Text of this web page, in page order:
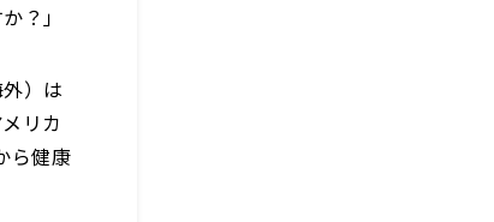
？」
）は
リカ
ら健康